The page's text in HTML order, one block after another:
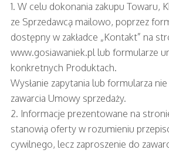
1. W celu dokonania zakupu Towaru,
ze Sprzedawcą mailowo, poprzez
dostępny w zakładce „Kontakt” na
www.gosiawaniek.pl lub formularze
konkretnych Produktach.
Wysłanie zapytania lub formularza
zawarcia Umowy sprzedaży.
2. Informacje prezentowane na
stanowią oferty w rozumieniu
cywilnego, lecz zaproszenie do